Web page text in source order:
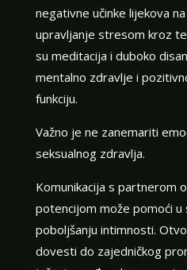
negativne učinke lijekova
upravljanje stresom kroz
su meditacija i duboko
mentalno zdravlje i
funkciju.
Važno je ne zanemariti
seksualnog zdravlja.
Komunikacija s partnerom
potencijom može pomoći u
poboljšanju intimnosti.
dovesti do zajedničkog